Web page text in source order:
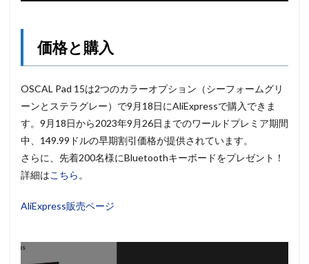
価格と購入
OSCAL Pad 15は2つのカラーオプション（シーフォームグリ
ーンとステラグレー）で9月18日にAliExpressで購入できま
す。9月18日から2023年9月26日までのワールドプレミア期間
中、149.99ドルの早期割引価格が提供されています。
さらに、先着200名様にBluetoothキーボードをプレゼント！
詳細はこちら 。
AliExpress販売ページ